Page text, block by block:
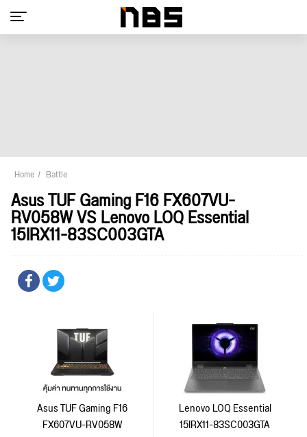
Home Battle
Asus TUF Gaming F16 FX607VU-
RV058W VS Lenovo LOQ Essential
15IRX11-83SC003GTA
Asus TUF Gaming F16
FX607VU-RV058W
Lenovo LOQ Essential
15IRX11-83SC003GTA